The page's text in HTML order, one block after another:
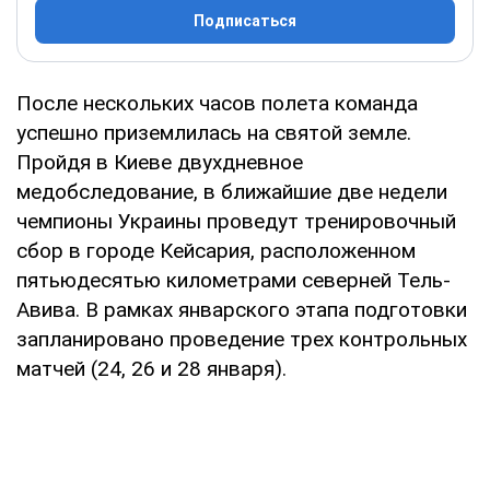
Подписаться
После нескольких часов полета команда
успешно приземлилась на святой земле.
Пройдя в Киеве двухдневное
медобследование, в ближайшие две недели
чемпионы Украины проведут тренировочный
сбор в городе Кейсария, расположенном
пятьюдесятью километрами северней Тель-
Авива. В рамках январского этапа подготовки
запланировано проведение трех контрольных
матчей (24, 26 и 28 января).